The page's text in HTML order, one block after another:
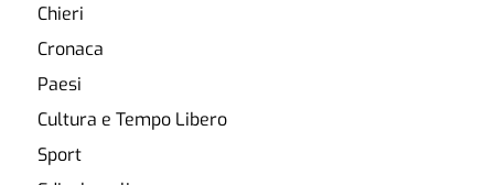
Chieri
Cronaca
Paesi
Cultura e Tempo Libero
Sport